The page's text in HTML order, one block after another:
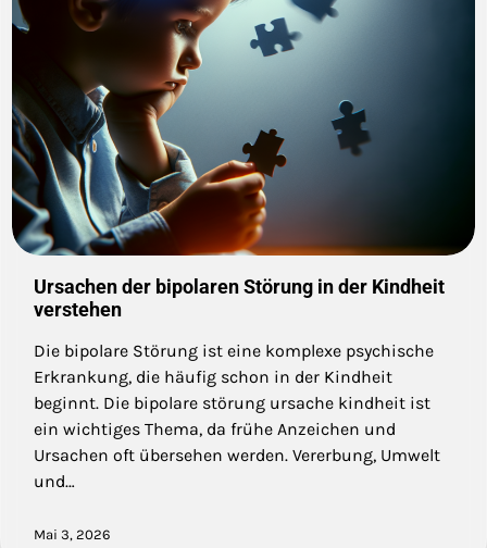
Ursachen der bipolaren Störung in der Kindheit
verstehen
Die bipolare Störung ist eine komplexe psychische
Erkrankung, die häufig schon in der Kindheit
beginnt. Die bipolare störung ursache kindheit ist
ein wichtiges Thema, da frühe Anzeichen und
Ursachen oft übersehen werden. Vererbung, Umwelt
und…
Mai 3, 2026